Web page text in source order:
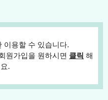
이용할 수 있습니다.
원가입을 원하시면 클릭 해
.